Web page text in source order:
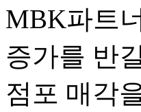
MBK파트
증가를 반
점포 매각